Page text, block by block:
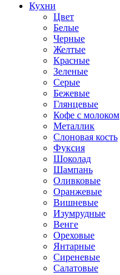
Кухни
Цвет
Белые
Черные
Желтые
Красные
Зеленые
Серые
Бежевые
Глянцевые
Кофе с молоком
Металлик
Слоновая кость
Фуксия
Шоколад
Шампань
Оливковые
Оранжевые
Вишневые
Изумрудные
Венге
Ореховые
Янтарные
Сиреневые
Салатовые